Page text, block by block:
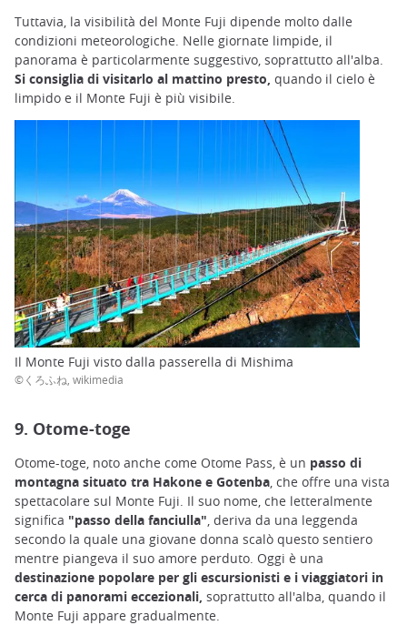
Tuttavia, la visibilità del Monte Fuji dipende molto dalle
condizioni meteorologiche. Nelle giornate limpide, il
panorama è particolarmente suggestivo, soprattutto all'alba.
Si consiglia di visitarlo al mattino presto, quando il cielo è
limpido e il Monte Fuji è più visibile.
Il Monte Fuji visto dalla passerella di Mishima
©くろふね, wikimedia
9. Otome-toge
Otome-toge, noto anche come Otome Pass, è un passo di
montagna situato tra Hakone e Gotenba , che offre una vista
spettacolare sul Monte Fuji. Il suo nome, che letteralmente
significa "passo della fanciulla" , deriva da una leggenda
secondo la quale una giovane donna scalò questo sentiero
mentre piangeva il suo amore perduto. Oggi è una
destinazione popolare per gli escursionisti e i viaggiatori in
cerca di panorami eccezionali, soprattutto all'alba, quando il
Monte Fuji appare gradualmente.